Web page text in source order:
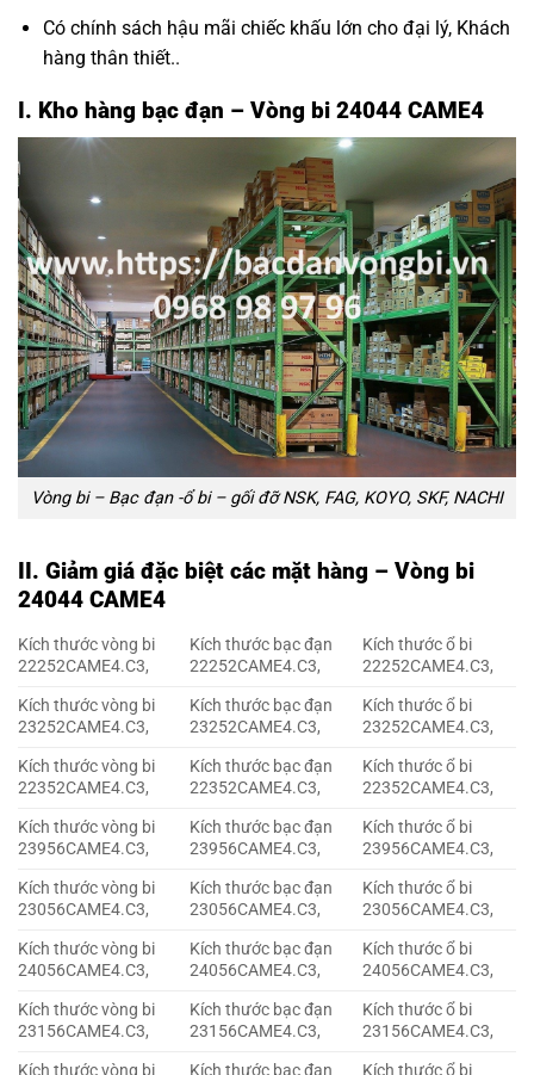
Có chính sách hậu mãi chiếc khấu lớn cho đại lý, Khách
hàng thân thiết..
I. Kho hàng bạc đạn – Vòng bi 24044 CAME4
Vòng bi – Bạc đạn -ổ bi – gối đỡ NSK, FAG, KOYO, SKF, NACHI
II. Giảm giá đặc biệt các mặt hàng – Vòng bi
24044 CAME4
Kích thước vòng bi
22252CAME4.C3,
Kích thước bạc đạn
22252CAME4.C3,
Kích thước ổ bi
22252CAME4.C3,
Kích thước vòng bi
23252CAME4.C3,
Kích thước bạc đạn
23252CAME4.C3,
Kích thước ổ bi
23252CAME4.C3,
Kích thước vòng bi
22352CAME4.C3,
Kích thước bạc đạn
22352CAME4.C3,
Kích thước ổ bi
22352CAME4.C3,
Kích thước vòng bi
23956CAME4.C3,
Kích thước bạc đạn
23956CAME4.C3,
Kích thước ổ bi
23956CAME4.C3,
Kích thước vòng bi
23056CAME4.C3,
Kích thước bạc đạn
23056CAME4.C3,
Kích thước ổ bi
23056CAME4.C3,
Kích thước vòng bi
24056CAME4.C3,
Kích thước bạc đạn
24056CAME4.C3,
Kích thước ổ bi
24056CAME4.C3,
Kích thước vòng bi
23156CAME4.C3,
Kích thước bạc đạn
23156CAME4.C3,
Kích thước ổ bi
23156CAME4.C3,
Kích thước vòng bi
Kích thước bạc đạn Kích thước ổ bi